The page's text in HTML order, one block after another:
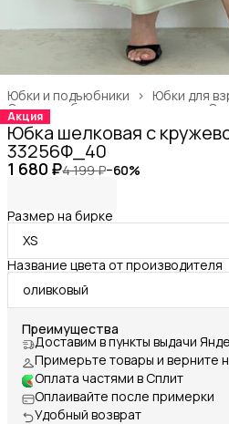
Юбки для
Юбки и подъюбники ›
Одежда, обувь и аксессуары ›
Главная
Акция
Юбка шелковая с
33256Ф_40
1 680 ₽4 199 ₽−60%
Размер на бирке
XS
Название цвета от производителя
оливковый
Преимущества
Доставим в пункты выдачи
Примерьте товары и верните
Оплата частями в Сплит
Оплаивайте после примерки
Удобный возврат